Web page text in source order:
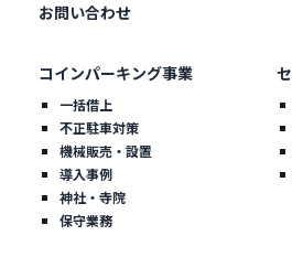
お問い合わせ
コインパーキング事業
一括借上
不正駐車対策
機械販売・設置
導入事例
神社・寺院
保守業務